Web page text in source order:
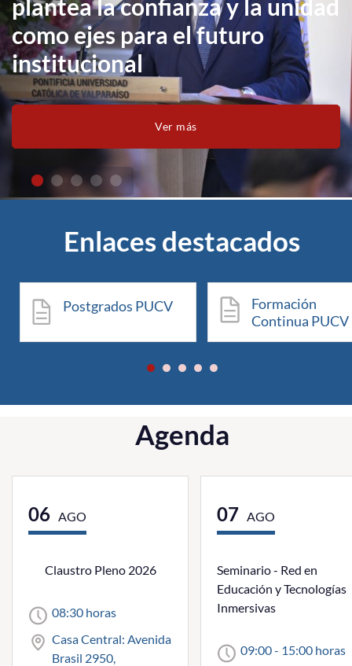
plantea la confianza y la unidad
como ejes para el futuro
institucional
Ver más
Enlaces destacados
Postgrados PUCV
Formación
Continua PUCV
Agenda
06 AGO
Claustro Pleno 2026
08:30 horas
Casa Central: Avenida
Brasil 2950,
07 AGO
Seminario - Red en
Educación y Tecnologías
Inmersivas
09:00 - 15:00 horas